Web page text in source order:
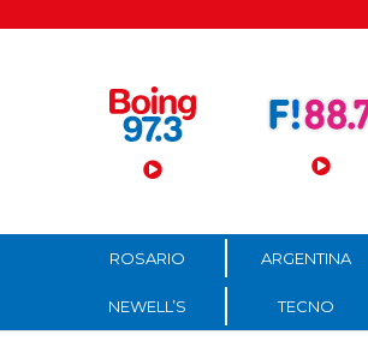
Menú Principal
ROSARIO ARGENTINA
NEWELL’S TECNO